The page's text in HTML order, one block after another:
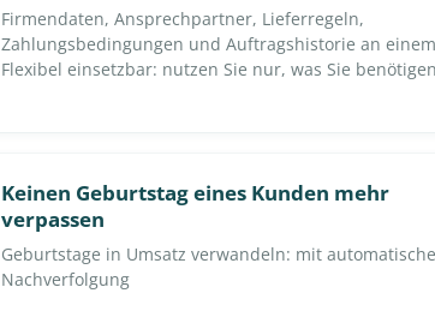
Firmendaten, Ansprechpartner, Lieferregeln,
Zahlungsbedingungen und Auftragshistorie an
Flexibel einsetzbar: nutzen Sie nur, was Sie
Keinen Geburtstag eines Kunden mehr
verpassen
Geburtstage in Umsatz verwandeln: mit
Nachverfolgung